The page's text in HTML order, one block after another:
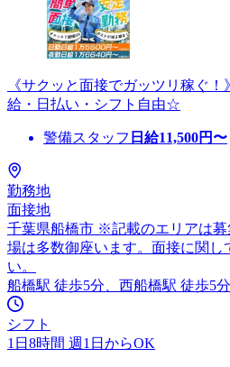
《サクッと面接でガッツリ稼ぐ！
給・日払い・シフト自由☆
警備スタッフ 日給11,500円〜
勤務地
面接地
千葉県船橋市 ※記載のエリアは募
場は多数御座います。面接に関し
い。
船橋駅 徒歩5分、西船橋駅 徒歩5
シフト
1日8時間 週1日からOK